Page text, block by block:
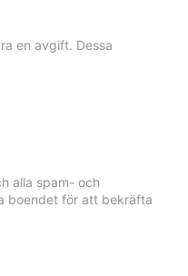
en avgift. Dessa
alla spam- och
boendet för att bekräfta